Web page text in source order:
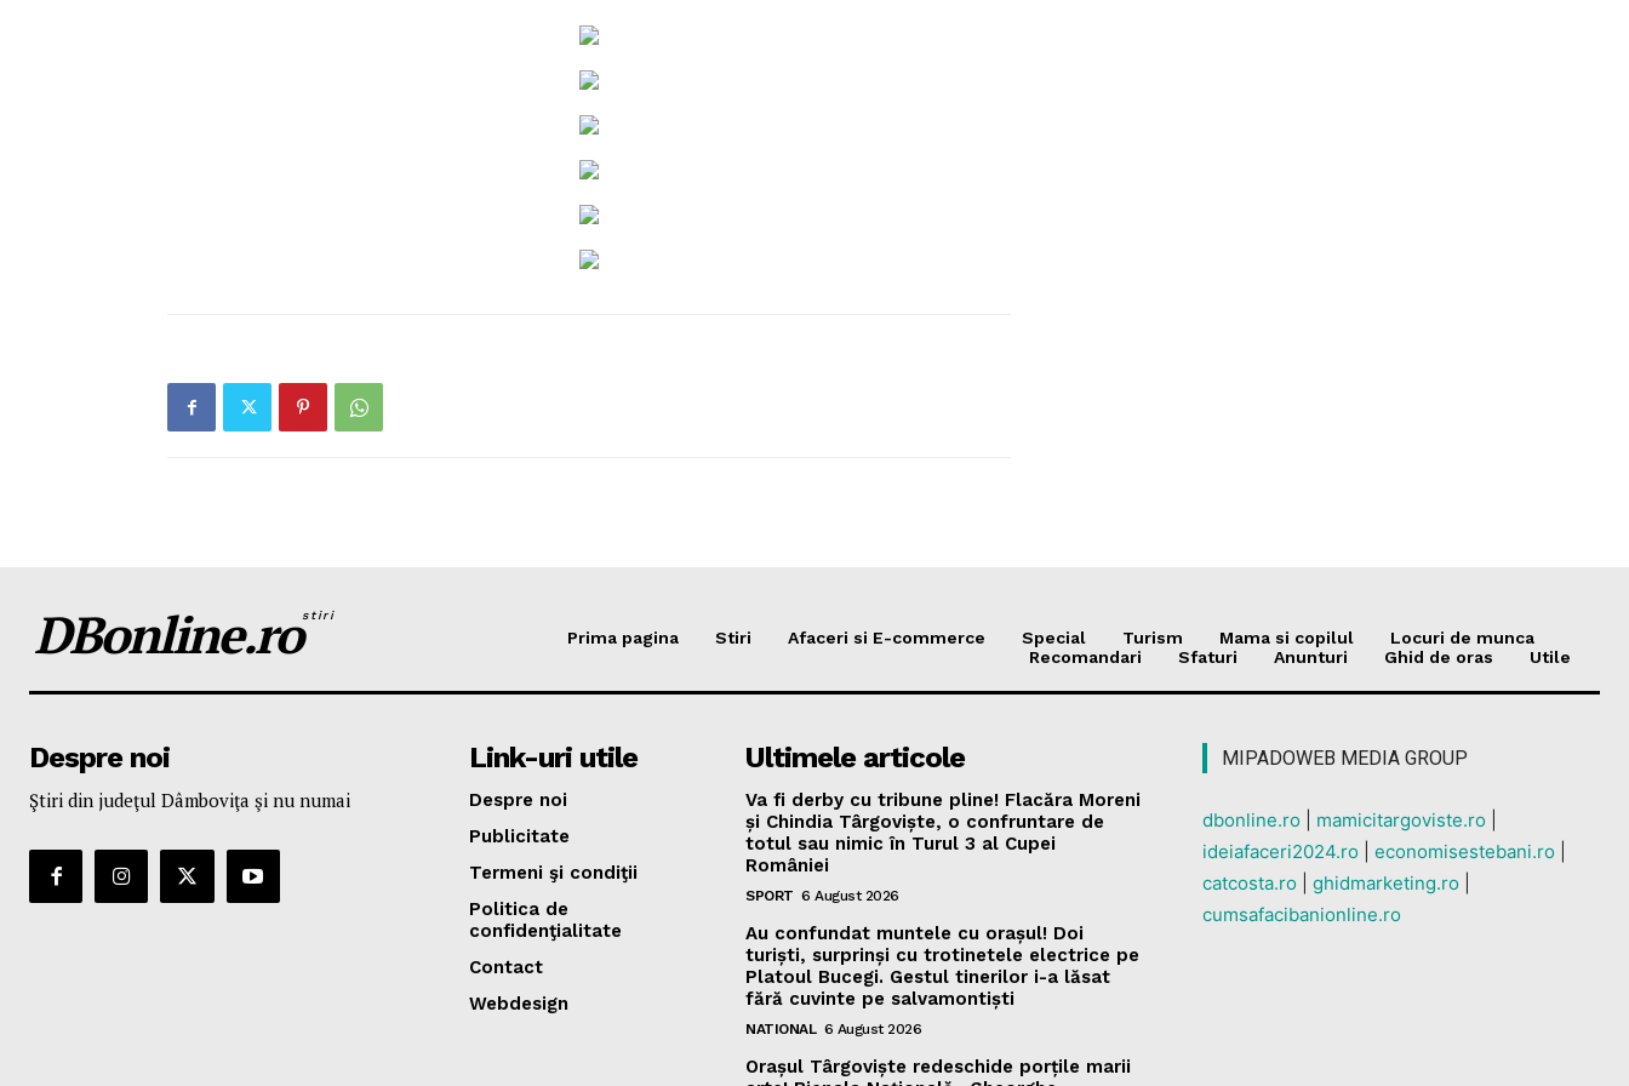
DBonline.rostiri
Prima pagina Stiri Afaceri si E-commerce Special Turism Mama si copilul
Locuri de munca
Recomandari
Sfaturi Anunturi Ghid de oras Utile
Despre noi
Ştiri din judeţul Dâmboviţa şi nu numai
Link-uri utile
Despre noi
Publicitate
Termeni şi condiţii
Politica de
confidenţialitate
Contact
Webdesign
Ultimele articole
Va fi derby cu tribune pline! Flacăra Moreni
și Chindia Târgoviște, o confruntare de
totul sau nimic în Turul 3 al Cupei
României
SPORT 6 August 2026
Au confundat muntele cu orașul! Doi
turiști, surprinși cu trotinetele electrice pe
Platoul Bucegi. Gestul tinerilor i-a lăsat
fără cuvinte pe salvamontiști
NATIONAL 6 August 2026
Orașul Târgoviște redeschide porțile marii
MIPADOWEB MEDIA GROUP
dbonline.ro mamicitargoviste.ro
ideiafaceri2024.ro
economisestebani.ro
catcosta.ro
ghidmarketing.ro
cumsafacibanionline.ro